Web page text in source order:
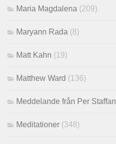
Maria Magdalena (209)
Maryann Rada (8)
Matt Kahn (19)
Matthew Ward (136)
Meddelande från Per Staffan
Meditationer (348)